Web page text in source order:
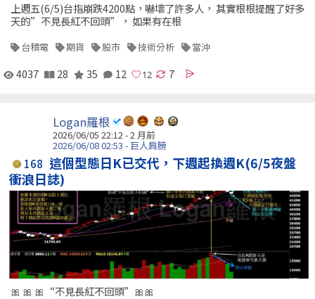
上週五(6/5)台指崩跌4200點，嚇壞了許多人， 其實根根提醒了好多
天的”不見長紅不回頭”， 如果有在根
台積電 期貨 股市 技術分析 當沖
4037 28 35 12 7
Logan羅根
2026/06/05 22:12 - 2 月前
2026/06/08 02:53 - 巨人肩膀
168 這個型態日K已交代，下週起換週K(6/5夜盤
衝浪日誌)
🎀 🎀 🎀“不見長紅不回頭”🎀🎀